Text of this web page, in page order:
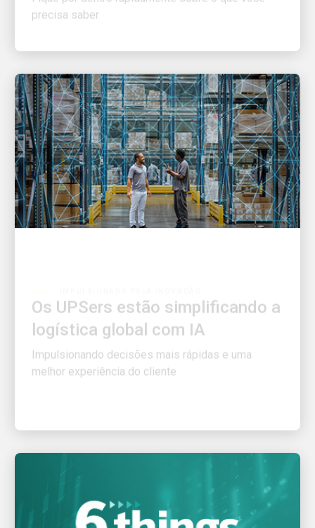
logística global com IA
Impulsionando decisões mais rápidas e uma
melhor experiência do cliente